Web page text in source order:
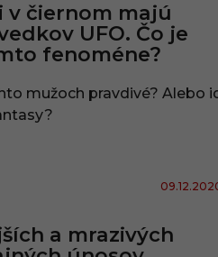
v čiernom majú
UFO. Čo je
fenoméne?
mužoch pravdivé? Alebo
a mrazivých